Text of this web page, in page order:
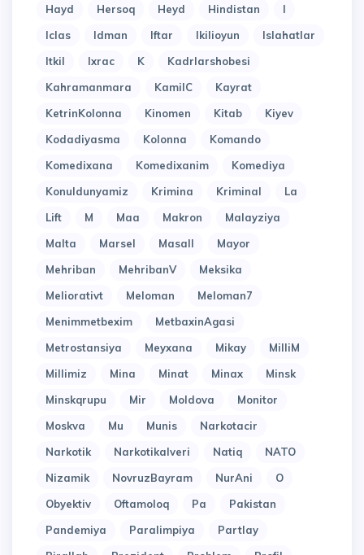
Hayd
Hersoq Heyd Hindistan
I
Iclas
Idman Iftar Ikilioyun
Islahatlar
Itkil
Ixrac K
Kadrlarshobesi
Kahramanmara
KamilC
Kayrat
KetrinKolonna
Kinomen Kitab
Kiyev
Kodadiyasma
Kolonna
Komando
Komedixana
Komedixanim
Komediya
Konuldunyamiz
Krimina Kriminal
La
Lift
M Maa Makron
Malayziya
Malta
Marsel Masall
Mayor
Mehriban
MehribanV
Meksika
Meliorativt
Meloman
Meloman7
Menimmetbexim
MetbaxinAgasi
Metrostansiya
Meyxana Mikay
MilliM
Millimiz
Mina Minat Minax
Minsk
Minskqrupu
Mir Moldova
Monitor
Moskva
Mu Munis
Narkotacir
Narkotik
Narkotikalveri Natiq
NATO
Nizamik
NovruzBayram NurAni
O
Obyektiv
Oftamoloq Pa
Pakistan
Pandemiya
Paralimpiya
Partlay